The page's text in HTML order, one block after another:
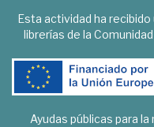
Esta actividad ha recibido
librerías de la
Ayudas públicas para